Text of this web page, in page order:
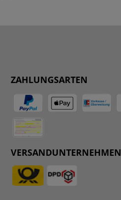
ZAHLUNGSARTEN
VERSANDUNTERNEHMEN